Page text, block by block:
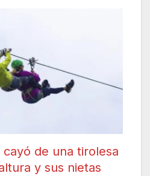
cayó de una tirolesa
y sus nietas